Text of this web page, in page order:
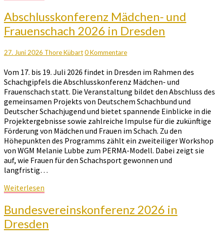
Abschlusskonferenz
Mädchen-
und
2026
Dresden
Abschlusskonferenz Mädchen- und
Frauenschach 2026 in Dresden
27. Juni 2026 Thore KübartKommentare
0 Kommentare
Vom 17. bis 19. Juli 2026 findet in Dresden im Rahmen des
Schachgipfels die Abschlusskonferenz Mädchen- und
Frauenschach statt. Die Veranstaltung bildet den Abschluss des
gemeinsamen Projekts von Deutschem Schachbund und
Deutscher Schachjugend und bietet spannende Einblicke in die
Projektergebnisse sowie zahlreiche Impulse für die zukünftige
Förderung von Mädchen und Frauen im Schach. Zu den
Höhepunkten des Programms zählt ein zweiteiliger Workshop
von WGM Melanie Lubbe zum PERMA-Modell. Dabei zeigt sie
auf, wie Frauen für den Schachsport gewonnen und
langfristig…
Weiterlesen
Bundesvereinskonferenz
2026
in
Bundesvereinskonferenz 2026 in
Dresden